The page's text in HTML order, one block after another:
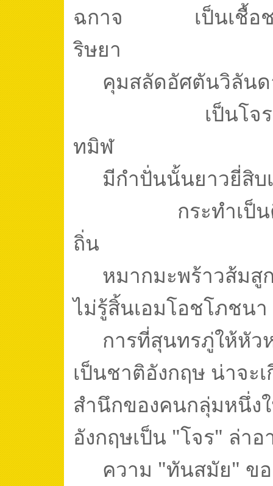
ฉกาจ
เป็นเชื้อ
ริษยา
คุมสลัดอัศตันวิลัน
เป็นโ
ทมิฬ
มีกำปั่นนั้นยาวยี่สิบ
กระทำเป็
ถิ่น
หมากมะพร้าวส้ม
ไม่รู้สิ้นเอมโอชโภชนา
การที่สุนทรภู่ให้หัว
เป็นชาติอังกฤษ น่าจะ
สำนึกของคนกลุ่มหนึ่ง
อังกฤษเป็น "โจร" ล่า
ความ "ทันสมัย" ข